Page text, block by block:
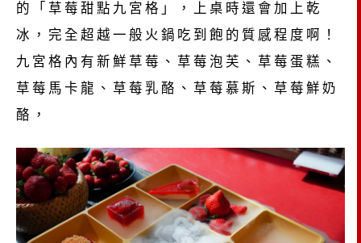
的「草莓甜點九宮格」，上桌時還會加上乾
冰，完全超越一般火鍋吃到飽的質感程度啊！
九宮格內有新鮮草莓、草莓泡芙、草莓蛋糕、
草莓馬卡龍、草莓乳酪、草莓慕斯、草莓鮮奶
酪，